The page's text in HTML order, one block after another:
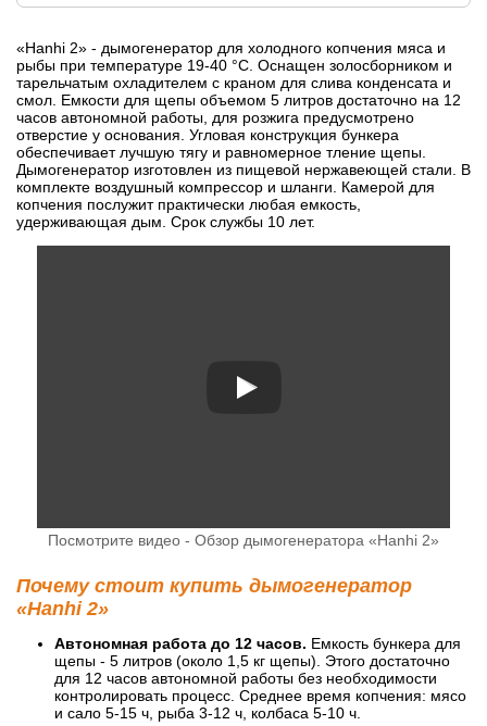
«Hanhi 2» - дымогенератор для холодного копчения мяса и
рыбы при температуре 19-40 °C. Оснащен золосборником и
тарельчатым охладителем с краном для слива конденсата и
смол. Емкости для щепы объемом 5 литров достаточно на 12
часов автономной работы, для розжига предусмотрено
отверстие у основания. Угловая конструкция бункера
обеспечивает лучшую тягу и равномерное тление щепы.
Дымогенератор изготовлен из пищевой нержавеющей стали. В
комплекте воздушный компрессор и шланги. Камерой для
копчения послужит практически любая емкость,
удерживающая дым. Срок службы 10 лет.
Посмотрите видео - Обзор дымогенератора «Hanhi 2»
Почему стоит купить дымогенератор
«Hanhi 2»
Автономная работа до 12 часов. Емкость бункера для
щепы - 5 литров (около 1,5 кг щепы). Этого достаточно
для 12 часов автономной работы без необходимости
контролировать процесс. Среднее время копчения: мясо
и сало 5-15 ч, рыба 3-12 ч, колбаса 5-10 ч.